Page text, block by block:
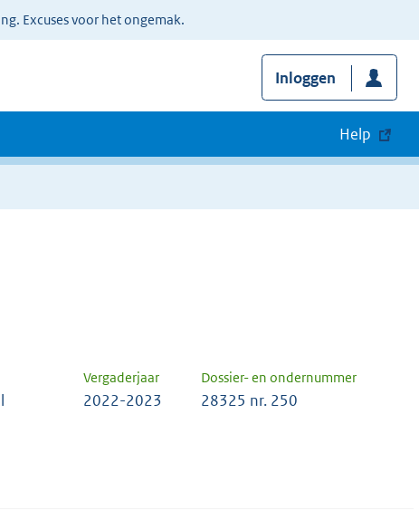
Excuses voor het ongemak.
Inloggen
Help
Vergaderjaar Dossier- en ondernummer
2022-2023 28325 nr. 250